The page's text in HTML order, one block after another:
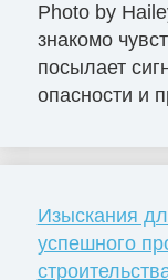
Photo by
знакомо
посылает
опасности и
Изыскания
успешного